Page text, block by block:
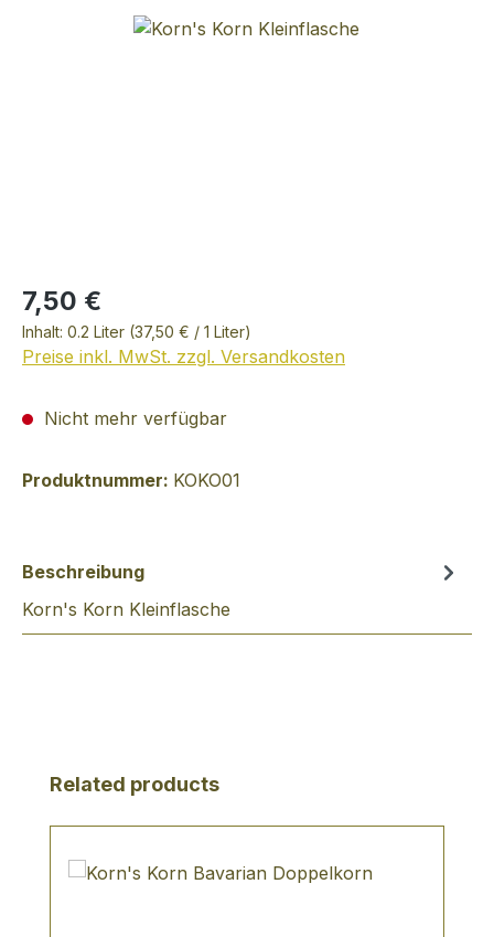
Bildergalerie überspringen
7,50 €
Inhalt: 0.2 Liter (37,50 € / 1 Liter)
Preise inkl. MwSt. zzgl. Versandkosten
Nicht mehr verfügbar
Produktnummer: KOKO01
Beschreibung
Korn's Korn Kleinflasche
Produktgalerie überspringen
Related products